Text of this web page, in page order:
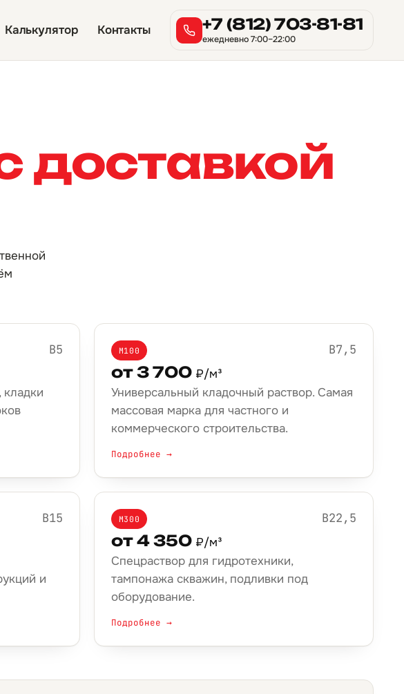
Калькулятор Контакты +7 (812) 703-81-81
ежедневно 7:00–22:00
доставкой
B5
кладки
М100 B7,5
от 3 700₽/м³
Универсальный кладочный раствор. Самая
массовая марка для частного и
коммерческого строительства.
Подробнее →
B15
и
М300 B22,5
от 4 350₽/м³
Спецраствор для гидротехники,
тампонажа скважин, подливки под
оборудование.
Подробнее →